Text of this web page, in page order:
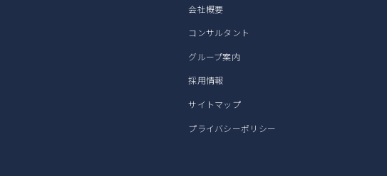
会社概要
コンサルタント
グループ案内
採用情報
サイトマップ
プライバシーポリシー